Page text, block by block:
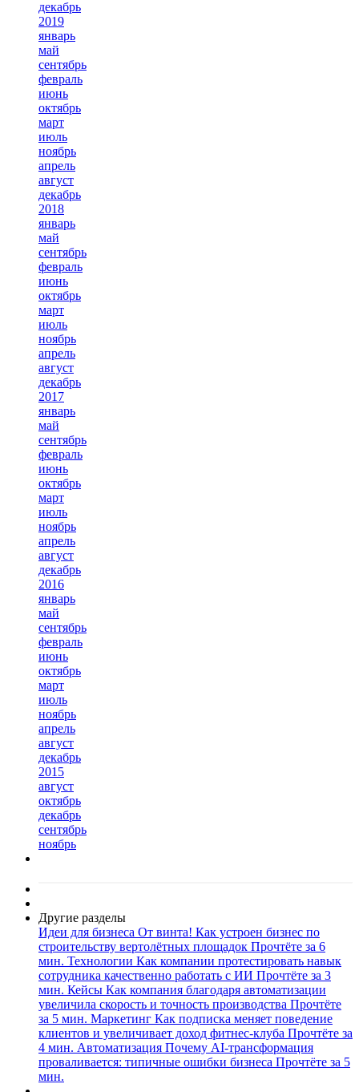
декабрь
2019
январь
май
сентябрь
февраль
июнь
октябрь
март
июль
ноябрь
апрель
август
декабрь
2018
январь
май
сентябрь
февраль
июнь
октябрь
март
июль
ноябрь
апрель
август
декабрь
2017
январь
май
сентябрь
февраль
июнь
октябрь
март
июль
ноябрь
апрель
август
декабрь
2016
январь
май
сентябрь
февраль
июнь
октябрь
март
июль
ноябрь
апрель
август
декабрь
2015
август
октябрь
декабрь
сентябрь
ноябрь
Другие разделы
Идеи для бизнеса От винта! Как устроен бизнес по
строительству вертолётных площадок Прочтёте за 6
мин. Технологии Как компании протестировать навык
сотрудника качественно работать с ИИ Прочтёте за 3
мин. Кейсы Как компания благодаря автоматизации
увеличила скорость и точность производства Прочтёте
за 5 мин. Маркетинг Как подписка меняет поведение
клиентов и увеличивает доход фитнес-клуба Прочтёте за
4 мин. Автоматизация Почему AI-трансформация
проваливается: типичные ошибки бизнеса Прочтёте за 5
мин.